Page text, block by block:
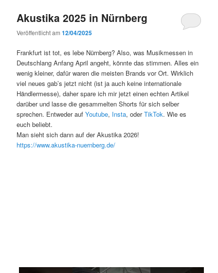
Akustika 2025 in Nürnberg
Veröffentlicht am12/04/2025
Frankfurt ist tot, es lebe Nürnberg? Also, was Musikmessen in
Deutschlang Anfang April angeht, könnte das stimmen. Alles ein
wenig kleiner, dafür waren die meisten Brands vor Ort. Wirklich
viel neues gab’s jetzt nicht (ist ja auch keine internationale
Händlermesse), daher spare ich mir jetzt einen echten Artikel
darüber und lasse die gesammelten Shorts für sich selber
sprechen. Entweder aufYoutube, Insta, oderTikTok. Wie es
euch beliebt.
Man sieht sich dann auf der Akustika 2026!
https://www.akustika-nuernberg.de/